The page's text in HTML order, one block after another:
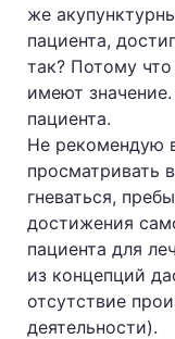
же
пациента,
так? Потому
имеют
пациента.
Не рекомендую
просматривать
гневаться,
достижения
пациента для
из концепций
отсутствие
деятельности).